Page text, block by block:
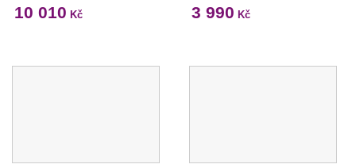
10 010 Kč 3 990 Kč